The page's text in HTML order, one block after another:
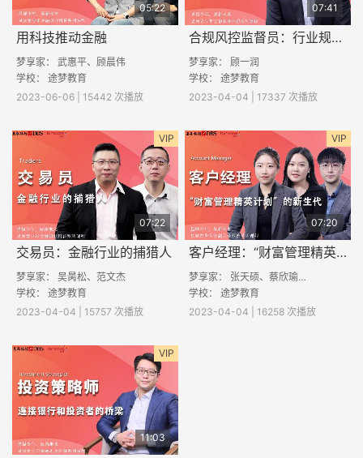
05:22
用科技推动金融
梦享家： 武惠平、顾晨伟
学校： 途梦教育
2023-06-06 | 15442 次播放
07:41
合规风控监督员：行业规范的守护者
梦享家： 顾一润
学校： 途梦教育
2023-04-04 | 17337 次播放
VIP
07:22
交易员：金融行业的捕猎人
梦享家： 吴昺松、范文杰
学校： 途梦教育
2023-04-04 | 15757 次播放
VIP
07:20
客户经理：“财富管理精英计划”的新生代
梦享家： 张天硕、蔡欣瑜、赵泽宇
学校： 途梦教育
2023-04-04 | 16258 次播放
VIP
11:03